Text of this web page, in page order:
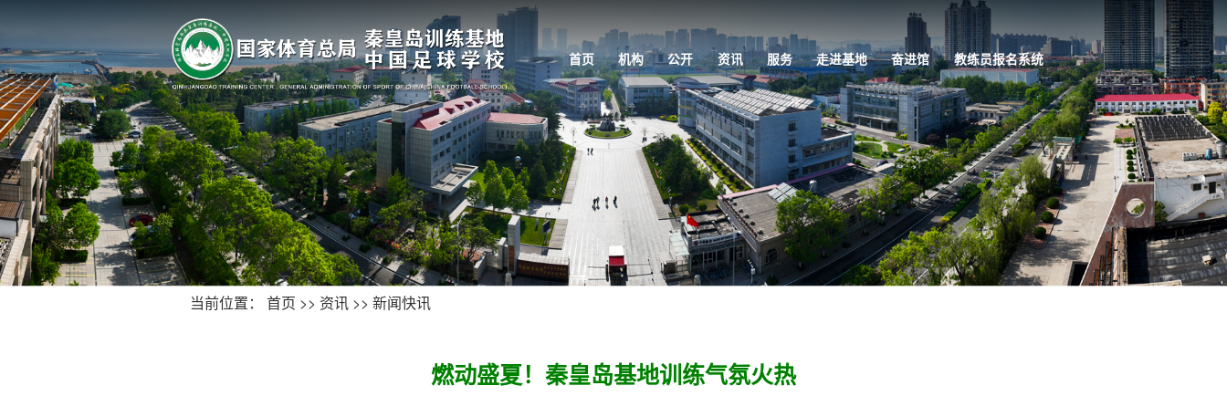
首页 机构 公开 资讯 服务 走进基地 奋进馆 教练员报名系统
当前位置：首页 >> 资讯 >>新闻快讯
燃动盛夏！秦皇岛基地训练气氛火热